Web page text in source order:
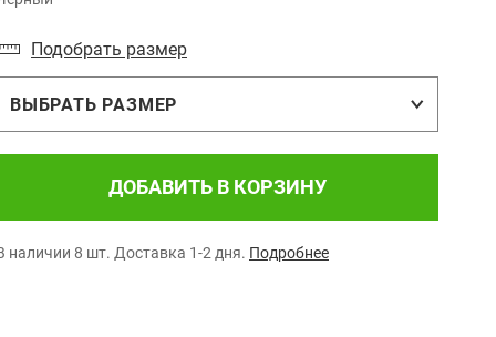
Подобрать размер
ВЫБРАТЬ РАЗМЕР
ДОБАВИТЬ В КОРЗИНУ
наличии 8 шт. Доставка 1-2 дня. Подробнее